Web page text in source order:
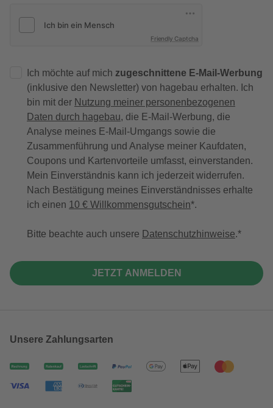
Friendly Captcha
Ich möchte auf mich zugeschnittene E-Mail-Werbung
(inklusive den Newsletter) von hagebau erhalten. Ich
bin mit der Nutzung meiner personenbezogenen
Daten durch hagebau, die E-Mail-Werbung, die
Analyse meines E-Mail-Umgangs sowie die
Zusammenführung und Analyse meiner Kaufdaten,
Coupons und Kartenvorteile umfasst, einverstanden.
Mein Einverständnis kann ich jederzeit widerrufen.
Nach Bestätigung meines Einverständnisses erhalte
ich einen 10 € Willkommensgutschein*.
Bitte beachte auch unsere Datenschutzhinweise.
JETZT ANMELDEN
Unsere Zahlungsarten